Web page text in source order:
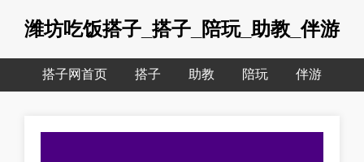
潍坊吃饭搭子_搭子_陪玩_助教_伴游
搭子网首页 搭子 助教 陪玩 伴游